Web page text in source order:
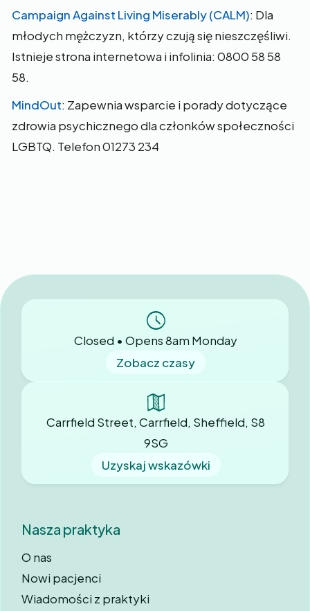
Campaign Against Living Miserably (CALM): Dla
młodych mężczyzn, którzy czują się nieszczęśliwi.
Istnieje strona internetowa i infolinia: 0800 58 58
58.
MindOut: Zapewnia wsparcie i porady dotyczące
zdrowia psychicznego dla członków społeczności
LGBTQ. Telefon 01273 234
Closed • Opens 8am Monday
Zobacz czasy
Carrfield Street, Carrfield, Sheffield, S8
9SG
Uzyskaj wskazówki
Nasza praktyka
O nas
Nowi pacjenci
Wiadomości z praktyki